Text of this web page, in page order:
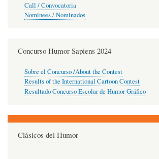
Call / Convocatoria
Nominees / Nominados
Concurso Humor Sapiens 2024
Sobre el Concurso /About the Contest
Results of the International Cartoon Contest
Resultado Concurso Escolar de Humor Gráfico
Clásicos del Humor